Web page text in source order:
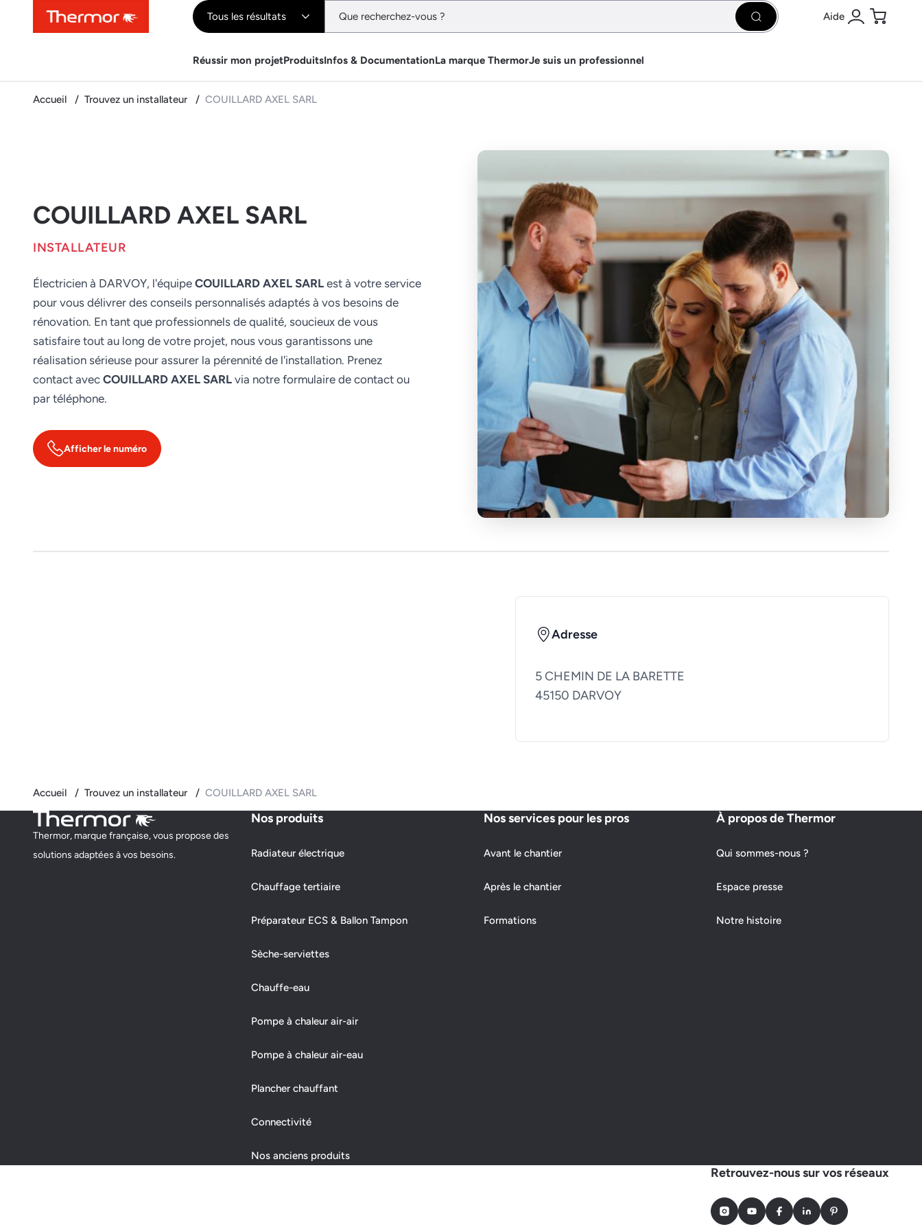
ContenuMenuRecherche Tous les résultats Rechercher Aide
Se connecter
Panier
Réussir mon projetProduitsInfos & DocumentationLa marque ThermorJe suis un professionnel
Accueil Trouvez un installateur COUILLARD AXEL SARL
COUILLARD AXEL SARL
INSTALLATEUR
Électricien à DARVOY, l'équipe COUILLARD AXEL SARL est à votre service
pour vous délivrer des conseils personnalisés adaptés à vos besoins de
rénovation. En tant que professionnels de qualité, soucieux de vous
satisfaire tout au long de votre projet, nous vous garantissons une
réalisation sérieuse pour assurer la pérennité de l'installation. Prenez
contact avec COUILLARD AXEL SARL via notre formulaire de contact ou
par téléphone.
Afficher le numéro
Adresse
5 CHEMIN DE LA BARETTE
45150 DARVOY
Accueil Trouvez un installateur COUILLARD AXEL SARL
Thermor, marque française, vous propose des
solutions adaptées à vos besoins.
Nos produits
Radiateur électrique
Chauffage tertiaire
Préparateur ECS & Ballon Tampon
Sèche-serviettes
Chauffe-eau
Pompe à chaleur air-air
Pompe à chaleur air-eau
Plancher chauffant
Connectivité
Nos anciens produits
Nos services pour les pros
Avant le chantier
Après le chantier
Formations
À propos de Thermor
Qui sommes-nous ?
Espace presse
Notre histoire
Retrouvez-nous sur vos réseaux
InstagramYoutubeFacebookLinkedInPinterest